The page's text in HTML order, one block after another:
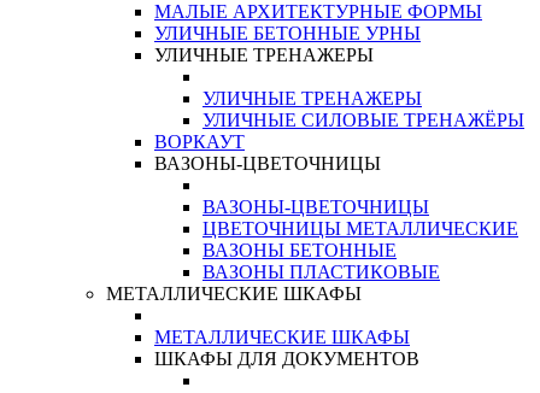
МАЛЫЕ АРХИТЕКТУРНЫЕ ФОРМЫ
УЛИЧНЫЕ БЕТОННЫЕ УРНЫ
УЛИЧНЫЕ ТРЕНАЖЕРЫ
УЛИЧНЫЕ ТРЕНАЖЕРЫ
УЛИЧНЫЕ СИЛОВЫЕ ТРЕНАЖЁРЫ
ВОРКАУТ
ВАЗОНЫ-ЦВЕТОЧНИЦЫ
ВАЗОНЫ-ЦВЕТОЧНИЦЫ
ЦВЕТОЧНИЦЫ МЕТАЛЛИЧЕСКИЕ
ВАЗОНЫ БЕТОННЫЕ
ВАЗОНЫ ПЛАСТИКОВЫЕ
МЕТАЛЛИЧЕСКИЕ ШКАФЫ
МЕТАЛЛИЧЕСКИЕ ШКАФЫ
ШКАФЫ ДЛЯ ДОКУМЕНТОВ